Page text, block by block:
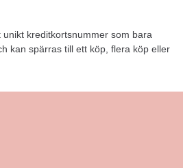
kreditkortsnummer som bara
kan spärras till ett köp, flera köp eller